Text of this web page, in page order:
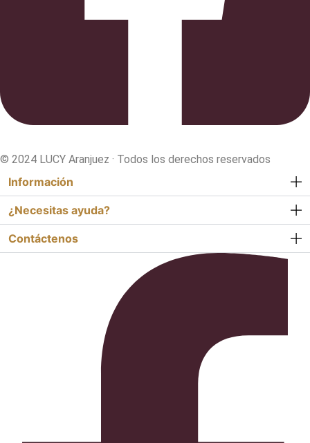
© 2024 LUCY Aranjuez · Todos los derechos reservados
Información
¿Necesitas ayuda?
Contáctenos